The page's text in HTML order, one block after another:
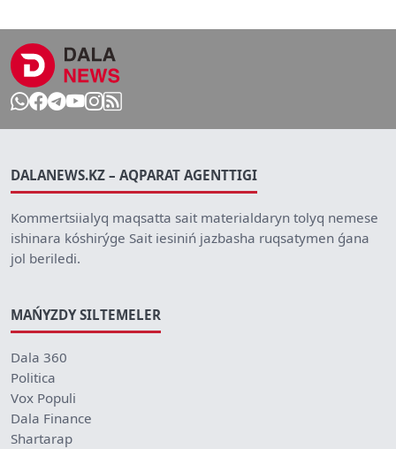
DALANEWS.KZ – AQPARAT AGENTTIGI
Kommertsiialyq maqsatta sait materialdaryn tolyq nemese
ishinara kóshirýge Sait iesiniń jazbasha ruqsatymen ǵana
jol beriledi.
MAŃYZDY SILTEMELER
Dala 360
Politica
Vox Populi
Dala Finance
Shartarap